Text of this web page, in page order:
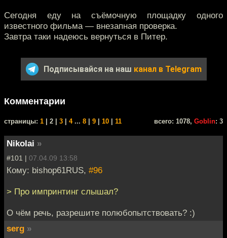
Сегодня еду на съёмочную площадку одного
известного фильма — внезапная проверка.
Завтра таки надеюсь вернуться в Питер.
Подписывайся на наш канал в Telegram
Комментарии
cтраницы: 1 | 2 | 3 4... 8 9 10 11 всего: 1078, Goblin: 3
Nikolai »
#101 | 07.04.09 13:58
Кому: bishop61RUS, #96
> Про импринтинг слышал?
О чём речь, разрешите полюбопытствовать? :)
serg »